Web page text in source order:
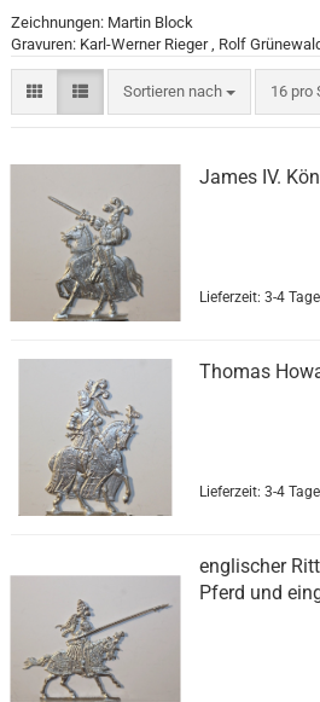
Zeichnungen: Martin Block
Gravuren: Karl-Werner Rieger , Rolf
Sortieren nach 16 pro
James IV.
Lieferzeit: 3-4 Tage
Thomas
Lieferzeit: 3-4 Tage
englischer
Pferd und